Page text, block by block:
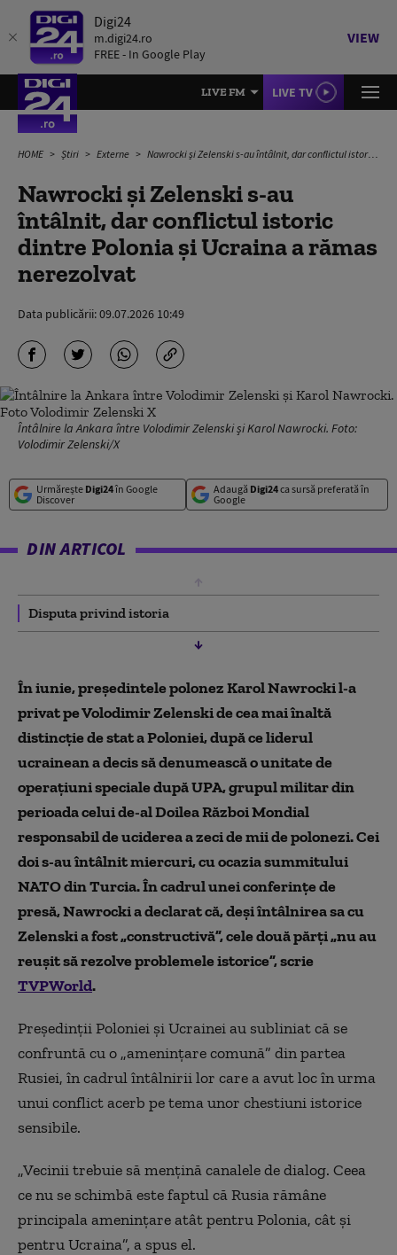
Digi24
m.digi24.ro
FREE - In Google Play
VIEW
LIVE FM LIVE TV
HOME Știri Externe Nawrocki și Zelenski s-au întâlnit, dar conflictul istoric dintre Polonia și Ucraina a rămas nerezolvat
Nawrocki și Zelenski s-au
întâlnit, dar conflictul istoric
dintre Polonia și Ucraina a rămas
nerezolvat
Data publicării:09.07.2026 10:49
Întâlnire la Ankara între Volodimir Zelenski și Karol Nawrocki. Foto:
Volodimir Zelenski/X
Urmărește Digi24în Google
Discover
Adaugă Digi24ca sursă preferată în
Google
DIN ARTICOL
Disputa privind istoria
În iunie, președintele polonez Karol Nawrocki l-a
privat pe Volodimir Zelenski de cea mai înaltă
distincție de stat a Poloniei, după ce liderul
ucrainean a decis să denumească o unitate de
operațiuni speciale după UPA, grupul militar din
perioada celui de-al Doilea Război Mondial
responsabil de uciderea a zeci de mii de polonezi. Cei
doi s-au întâlnit miercuri, cu ocazia summitului
NATO din Turcia. În cadrul unei conferințe de
presă, Nawrocki a declarat că, deși întâlnirea sa cu
Zelenski a fost „constructivă”, cele două părți „nu au
reușit să rezolve problemele istorice”, scrie
TVPWorld.
Președinții Poloniei și Ucrainei au subliniat că se
confruntă cu o „amenințare comună” din partea
Rusiei, în cadrul întâlnirii lor care a avut loc în urma
unui conflict acerb pe tema unor chestiuni istorice
sensibile.
„Vecinii trebuie să mențină canalele de dialog. Ceea
ce nu se schimbă este faptul că Rusia rămâne
principala amenințare atât pentru Polonia, cât și
pentru Ucraina”, a spus el.